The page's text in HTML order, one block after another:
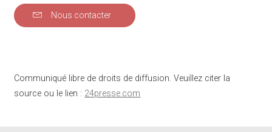
Nous contacter
Communiqué libre de droits de diffusion. Veuillez citer la
source ou le lien : 24presse.com